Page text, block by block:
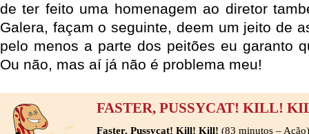
de ter feito uma homenagem ao diretor
Galera, façam o seguinte, deem um jeito de
pelo menos a parte dos peitões eu garanto
Ou não, mas aí já não é problema meu!
FASTER, PUSSYCAT! KILL!
Faster, Pussycat! Kill! Kill! (83 minutos – Ação)